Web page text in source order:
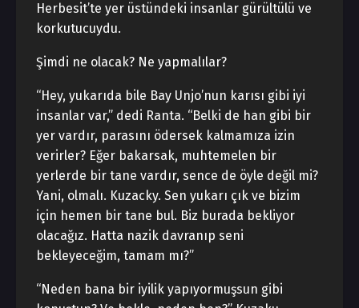
Herbesit’te yer üstündeki insanlar gürültülü ve
korkutucuydu.
Şimdi ne olacak? Ne yapmalılar?
“Hey, yukarıda bile Bay Unjo’nun karısı gibi iyi
insanlar var,” dedi Ranta. “Belki de han gibi bir
yer vardır, parasını ödersek kalmamıza izin
verirler? Eğer bakarsak, muhtemelen bir
yerlerde bir tane vardır, sence de öyle değil mi?
Yani, olmalı. Kuzacky. Sen yukarı çık ve bizim
için hemen bir tane bul. Biz burada bekliyor
olacağız. Hatta nazik davranıp seni
bekleyeceğim, tamam mı?”
“Neden bana bir iyilik yapıyormuşsun gibi